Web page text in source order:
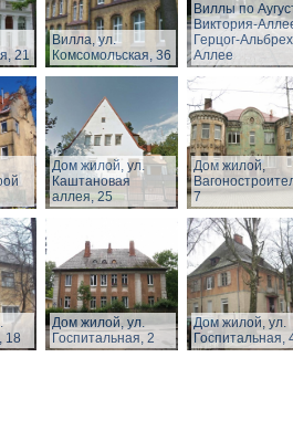
21
Вилла, ул.
Комсомольская, 36
Виллы по
Виктория-
Герцог-
Аллее
Дом жилой, ул.
Каштановая
аллея, 25
Дом жилой,
7
18
Дом жилой, ул.
Госпитальная, 2
Дом жилой, ул.
Госпитальная,